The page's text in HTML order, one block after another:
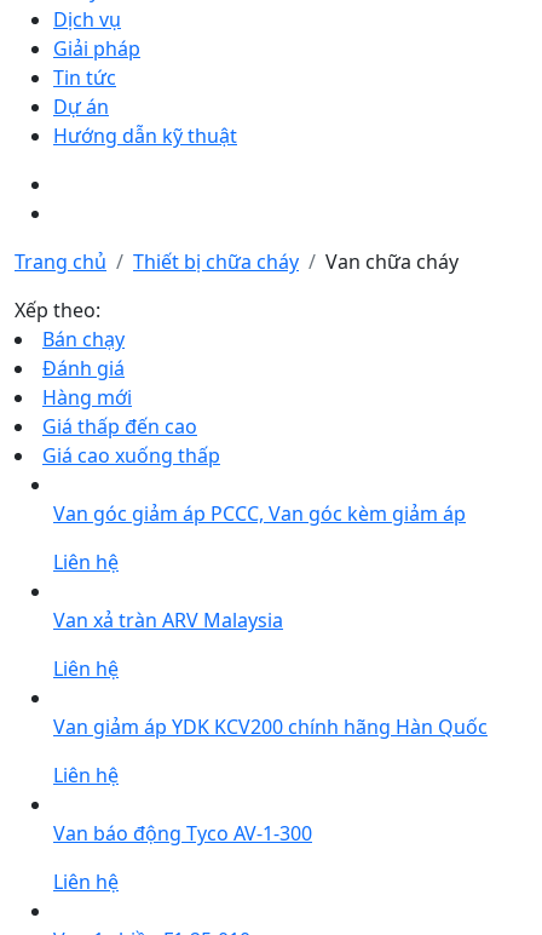
Dịch vụ
Giải pháp
Tin tức
Dự án
Hướng dẫn kỹ thuật
Trang chủ Thiết bị chữa cháy
Van chữa cháy
Xếp theo:
Bán chạy
Đánh giá
Hàng mới
Giá thấp đến cao
Giá cao xuống thấp
Van góc giảm áp PCCC, Van góc kèm giảm áp
Liên hệ
Van xả tràn ARV Malaysia
Liên hệ
Van giảm áp YDK KCV200 chính hãng Hàn Quốc
Liên hệ
Van báo động Tyco AV-1-300
Liên hệ